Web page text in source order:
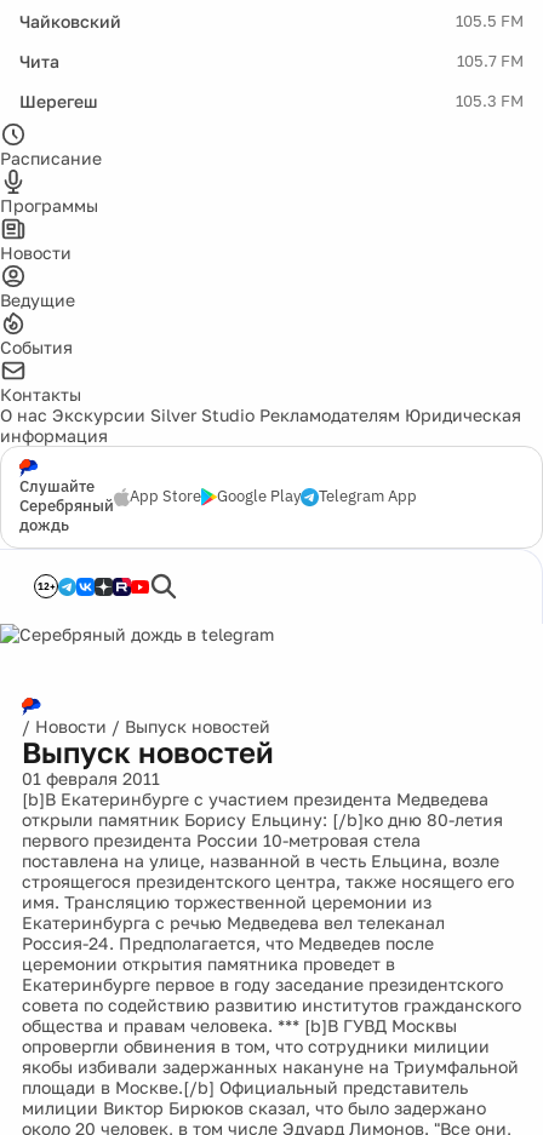
Чайковский 105.5 FM
Чита 105.7 FM
Шерегеш 105.3 FM
Расписание
Программы
Новости
Ведущие
События
Контакты
О нас Экскурсии Silver Studio Рекламодателям Юридическая
информация
Слушайте
Серебряный
дождь
App Store Google Play Telegram App
12+
/ Новости / Выпуск новостей
Выпуск новостей
01 февраля 2011
[b]В Екатеринбурге с участием президента Медведева
открыли памятник Борису Ельцину: [/b]ко дню 80-летия
первого президента России 10-метровая стела
поставлена на улице, названной в честь Ельцина, возле
строящегося президентского центра, также носящего его
имя. Трансляцию торжественной церемонии из
Екатеринбурга с речью Медведева вел телеканал
Россия-24. Предполагается, что Медведев после
церемонии открытия памятника проведет в
Екатеринбурге первое в году заседание президентского
совета по содействию развитию институтов гражданского
общества и правам человека. *** [b]В ГУВД Москвы
опровергли обвинения в том, что сотрудники милиции
якобы избивали задержанных накануне на Триумфальной
площади в Москве.[/b] Официальный представитель
милиции Виктор Бирюков сказал, что было задержано
около 20 человек, в том числе Эдуард Лимонов. "Все они,